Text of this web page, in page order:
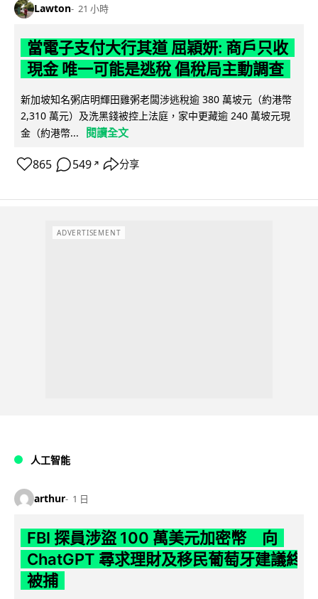
Lawton 21 小時
當電子支付大行其道 屈穎妍: 商戶只收
現金 唯一可能是逃稅 倡稅局主動調查
新加坡知名粥店明輝田雞粥老闆涉逃稅逾 380 萬坡元（約港幣
2,310 萬元）及洗黑錢被控上法庭，家中更藏逾 240 萬坡元現
金（約港幣...
閱讀全文
865 549 ↗ 分享
ADVERTISEMENT
人工智能
arthur 1 日
FBI 探員涉盜 100 萬美元加密幣 向
ChatGPT 尋求理財及移民葡萄牙建議終
被捕